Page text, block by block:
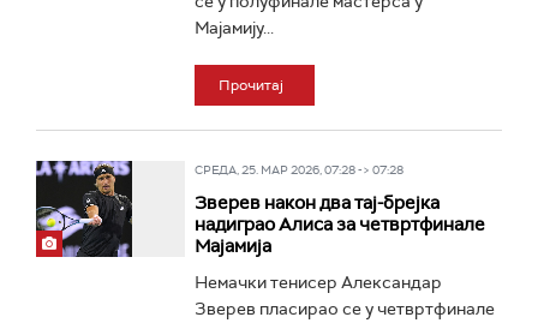
Мајамију...
Прочитај
СРЕДА, 25. МАР 2026, 07:28 -> 07:28
Зверев након два тај-брејка
надиграо Алиса за четвртфинале
Мајамија
Немачки тенисер Александар
Зверев пласирао се у четвртфинале